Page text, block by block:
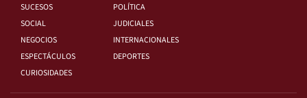
SUCESOS
POLÍTICA
SOCIAL
JUDICIALES
NEGOCIOS
INTERNACIONALES
ESPECTÁCULOS
DEPORTES
CURIOSIDADES